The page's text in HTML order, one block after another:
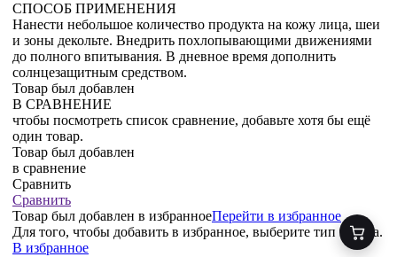
СПОСОБ ПРИМЕНЕНИЯ
Нанести небольшое количество продукта на кожу лица, шеи
и зоны декольте. Внедрить похлопывающими движениями
до полного впитывания. В дневное время дополнить
солнцезащитным средством.
Товар был добавлен
В СРАВНЕНИЕ
чтобы посмотреть список сравнение, добавьте хотя бы ещё
один товар.
Товар был добавлен
в сравнение
Сравнить
Сравнить
Товар был добавлен в избранноеПерейти в избранное
Для того, чтобы добавить в избранное, выберите тип товара.
В избранное